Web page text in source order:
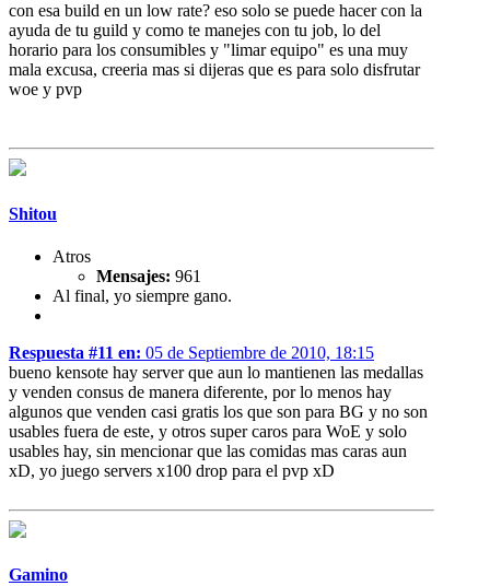
con esa build en un low rate? eso solo se puede hacer con la
ayuda de tu guild y como te manejes con tu job, lo del
horario para los consumibles y "limar equipo" es una muy
mala excusa, creeria mas si dijeras que es para solo disfrutar
woe y pvp
Shitou
Atros
Mensajes: 961
Al final, yo siempre gano.
Respuesta #11 en: 05 de Septiembre de 2010, 18:15
bueno kensote hay server que aun lo mantienen las medallas
y venden consus de manera diferente, por lo menos hay
algunos que venden casi gratis los que son para BG y no son
usables fuera de este, y otros super caros para WoE y solo
usables hay, sin mencionar que las comidas mas caras aun
xD, yo juego servers x100 drop para el pvp xD
Gamino